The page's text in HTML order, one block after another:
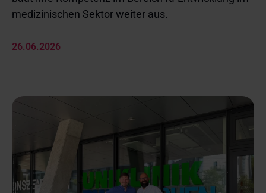
medizinischen Sektor weiter aus.
26.06.2026